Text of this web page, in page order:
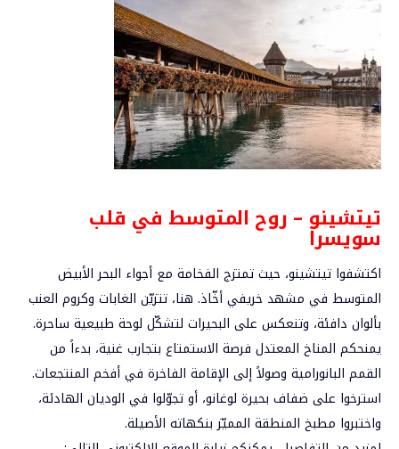
تيتشينو – روح المتوسط في قلب
سويسرا
اكتشفوا تيتشينو، حيث تمتزج الفخامة مع أجواء البحر الأبيض
المتوسط في مشهد خريفي أخّاذ. هنا، تتزيّن الغابات وكروم العنب
بألوان دافئة، وتنعكس على البحيرات لتشكّل لوحة طبيعية ساحرة.
يمنحكم المناخ المعتدل فرصة الاستمتاع بتجارب غنية، بدءاً من
القمم البانورامية وصولاً إلى الإقامة الفاخرة في أفخم المنتجعات.
استرخوا على ضفاف بحيرة لوغانو، أو تجوّلوا في الوديان الهادئة،
واختبروا مطبخ المنطقة المميّز بنكهاته الأصيلة.